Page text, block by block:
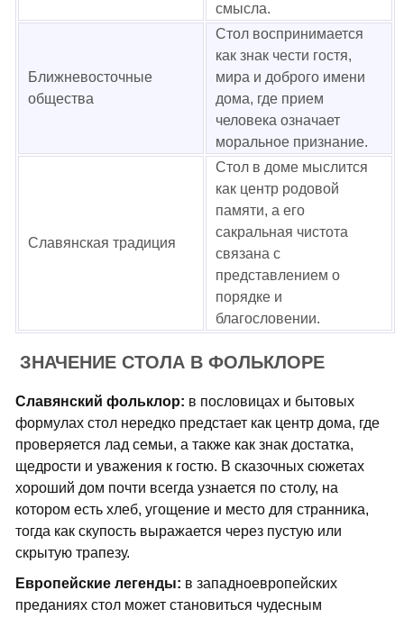
смысла.
Ближневосточные
общества
Стол воспринимается
как знак чести гостя,
мира и доброго имени
дома, где прием
человека означает
моральное признание.
Славянская традиция
Стол в доме мыслится
как центр родовой
памяти, а его
сакральная чистота
связана с
представлением о
порядке и
благословении.
ЗНАЧЕНИЕ СТОЛА В ФОЛЬКЛОРЕ
Славянский фольклор: в пословицах и бытовых
формулах стол нередко предстает как центр дома, где
проверяется лад семьи, а также как знак достатка,
щедрости и уважения к гостю. В сказочных сюжетах
хороший дом почти всегда узнается по столу, на
котором есть хлеб, угощение и место для странника,
тогда как скупость выражается через пустую или
скрытую трапезу.
Европейские легенды: в западноевропейских
преданиях стол может становиться чудесным